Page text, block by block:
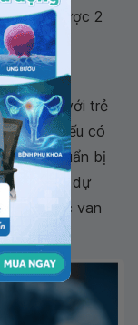
định được 2
trọng với trẻ
nhỏ bé nếu có
sĩ sẽ chuẩn bị
hoặc dự
đặt được van